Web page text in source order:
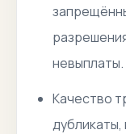
невыплаты.
Качество